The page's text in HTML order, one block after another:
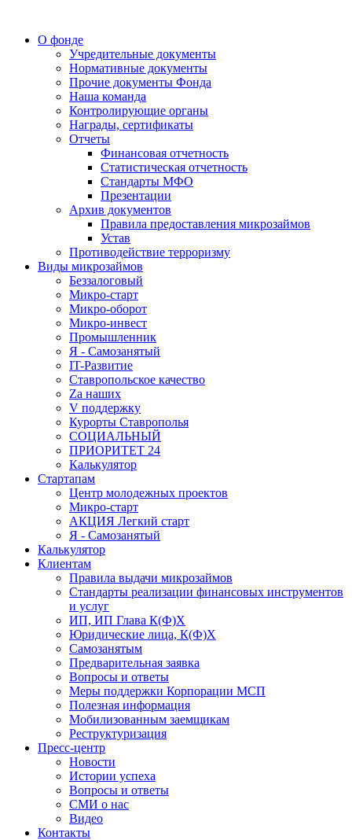
О фонде
Учредительные документы
Нормативные документы
Прочие документы Фонда
Наша команда
Контролирующие органы
Награды, сертификаты
Отчеты
Финансовая отчетность
Статистическая отчетность
Стандарты МФО
Презентации
Архив документов
Правила предоставления микрозаймов
Устав
Противодействие терроризму
Виды микрозаймов
Беззалоговый
Микро-старт
Микро-оборот
Микро-инвест
Промышленник
Я - Самозанятый
IT-Развитие
Ставропольское качество
Za наших
V поддержку
Курорты Ставрополья
СОЦИАЛЬНЫЙ
ПРИОРИТЕТ 24
Калькулятор
Стартапам
Центр молодежных проектов
Микро-старт
АКЦИЯ Легкий старт
Я - Самозанятый
Калькулятор
Клиентам
Правила выдачи микрозаймов
Стандарты реализации финансовых инструментов
и услуг
ИП, ИП Глава К(Ф)Х
Юридические лица, К(Ф)Х
Самозанятым
Предварительная заявка
Вопросы и ответы
Меры поддержки Корпорации МСП
Полезная информация
Мобилизованным заемщикам
Реструктуризация
Пресс-центр
Новости
Истории успеха
Вопросы и ответы
СМИ о нас
Видео
Контакты